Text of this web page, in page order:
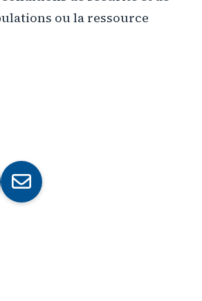
ou la ressource